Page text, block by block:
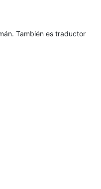
También es traductor